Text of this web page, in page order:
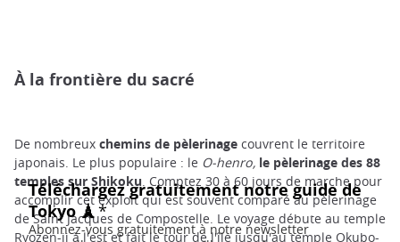
À la frontière du sacré
De nombreux chemins de pèlerinage couvrent le territoire
japonais. Le plus populaire : le O-henro, le pèlerinage des 88
temples sur Shikoku. Comptez 30 à 60 jours de marche pour
accomplir cet exploit qui est souvent comparé au pèlerinage
de Saint Jacques de Compostelle. Le voyage débute au temple
Ryozen-ji à l'est et fait le tour de l'île jusqu'au temple Okubo-